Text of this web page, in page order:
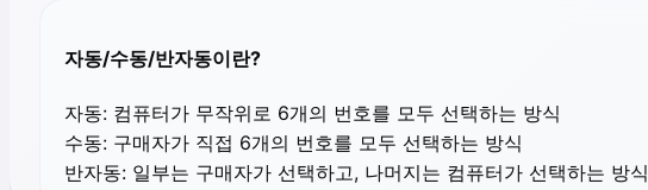
자동/수동/반자동이란?
자동: 컴퓨터가 무작위로 6개의 번호를 모두 선택하는 방식
수동: 구매자가 직접 6개의 번호를 모두 선택하는 방식
반자동: 일부는 구매자가 선택하고, 나머지는 컴퓨터가 선택하는 방식